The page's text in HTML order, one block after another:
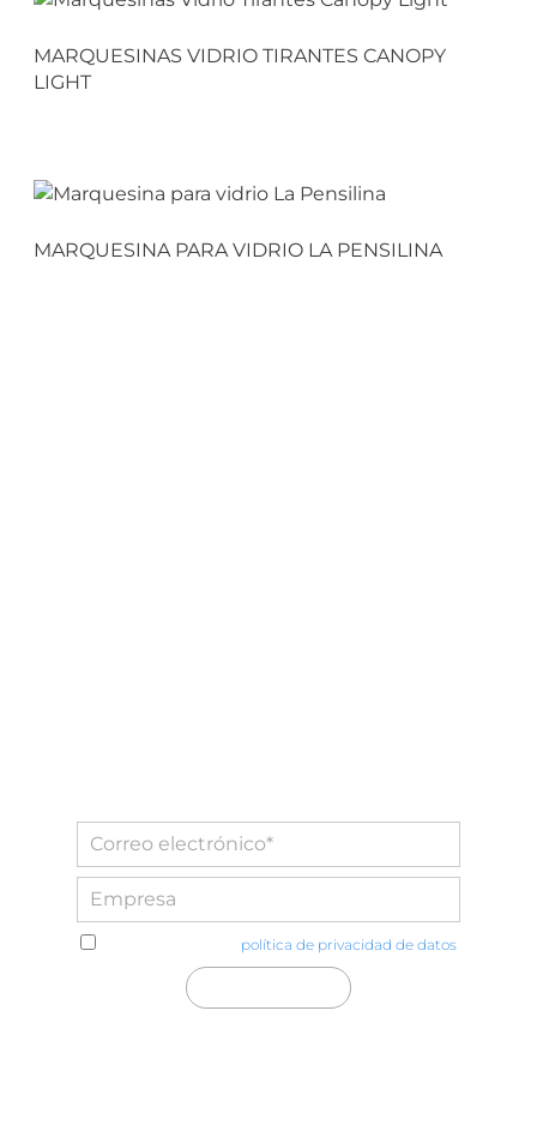
MARQUESINAS VIDRIO TIRANTES CANOPY
LIGHT
MARQUESINA PARA VIDRIO LA PENSILINA
política de privacidad de datos